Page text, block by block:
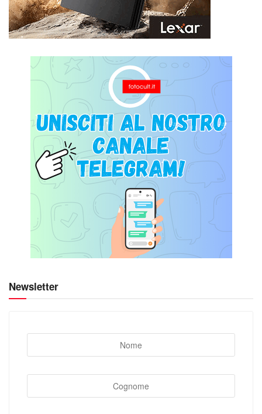
Newsletter